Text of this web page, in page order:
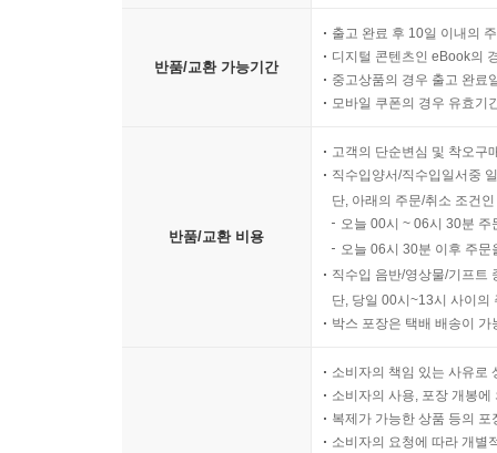
반품/교환 가능기간
출고 완료 후 10일 이내의
디지털 콘텐츠인 eBook의
중고상품의 경우 출고 완료
모바일 쿠폰의 경우 유효기
반품/교환 비용
고객의 단순변심 및 착오구
직수입양서/직수입일서중
단, 아래의 주문/취소 조건
오늘 00시 ~ 06시 30분
오늘 06시 30분 이후 주
직수입 음반/영상물/기프트
단, 당일 00시~13시 사이의
박스 포장은 택배 배송이
소비자의 책임 있는 사유로
소비자의 사용, 포장 개봉
복제가 가능한 상품 등의
소비자의 요청에 따라 개별